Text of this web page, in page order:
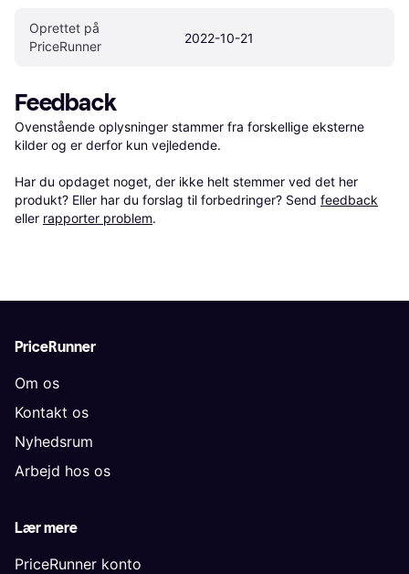
Oprettet på
PriceRunner
2022-10-21
Feedback
Ovenstående oplysninger stammer fra forskellige eksterne
kilder og er derfor kun vejledende.
Har du opdaget noget, der ikke helt stemmer ved det her
produkt? Eller har du forslag til forbedringer? Send feedback
eller rapporter problem.
PriceRunner
Om os
Kontakt os
Nyhedsrum
Arbejd hos os
Lær mere
PriceRunner konto